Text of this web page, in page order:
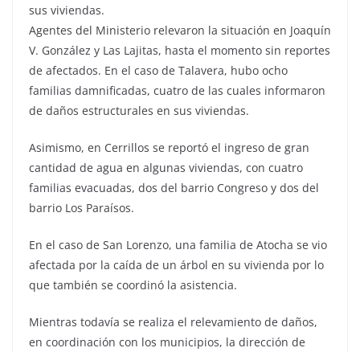
sus viviendas.
Agentes del Ministerio relevaron la situación en Joaquín
V. González y Las Lajitas, hasta el momento sin reportes
de afectados. En el caso de Talavera, hubo ocho
familias damnificadas, cuatro de las cuales informaron
de daños estructurales en sus viviendas.
Asimismo, en Cerrillos se reportó el ingreso de gran
cantidad de agua en algunas viviendas, con cuatro
familias evacuadas, dos del barrio Congreso y dos del
barrio Los Paraísos.
En el caso de San Lorenzo, una familia de Atocha se vio
afectada por la caída de un árbol en su vivienda por lo
que también se coordinó la asistencia.
Mientras todavía se realiza el relevamiento de daños,
en coordinación con los municipios, la dirección de